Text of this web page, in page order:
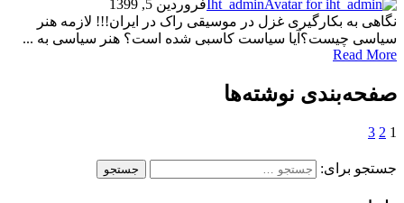
Iht_adminفروردین 5, 1399
نگاهی به بکارگیری غزل در موسیقی راک در ایران!!! لازمه هنر
سیاسی چیست؟آیا سیاست کاسبی شده است؟ هنر سیاسی به ...
Read More
صفحه‌بندی نوشته‌ها
1
2
3
جستجو برای: